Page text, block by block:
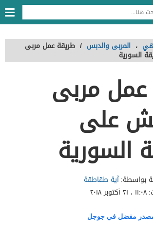
، المربى والدبس / طريقة عمل مربى
السورية
مربى
على
السورية
بواسطة:آية طقاطقة
١١:٠٨ ، ٢١ أكتوبر ٢٠١٨
مفضل في جوجل